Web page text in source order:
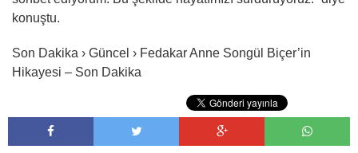
konuştu.
Son Dakika › Güncel › Fedakar Anne Songül Biçer’in
Hikayesi – Son Dakika